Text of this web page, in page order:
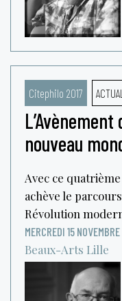
Citephilo 2017
nouveau
Avec ce
achève le
Révolution
MERCREDI 15
Beaux-Arts Lille